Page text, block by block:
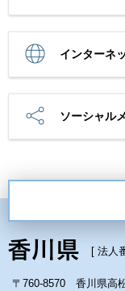
インターネ
ソーシャル
[ 法人
〒760-8570 香川県高